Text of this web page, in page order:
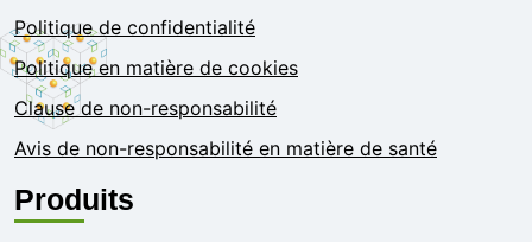
Politique de confidentialité
Politique en matière de cookies
Clause de non-responsabilité
Avis de non-responsabilité en matière de santé
Produits